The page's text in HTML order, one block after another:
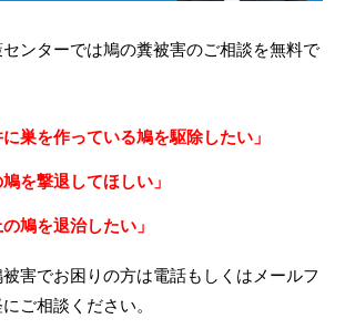
ンターでは鳩の糞被害のご相談を無料で
に巣を作っている鳩を駆除したい」
鳩を撃退してほしい」
の鳩を退治したい」
被害でお困りの方は電話もしくはメールフ
ご相談ください。